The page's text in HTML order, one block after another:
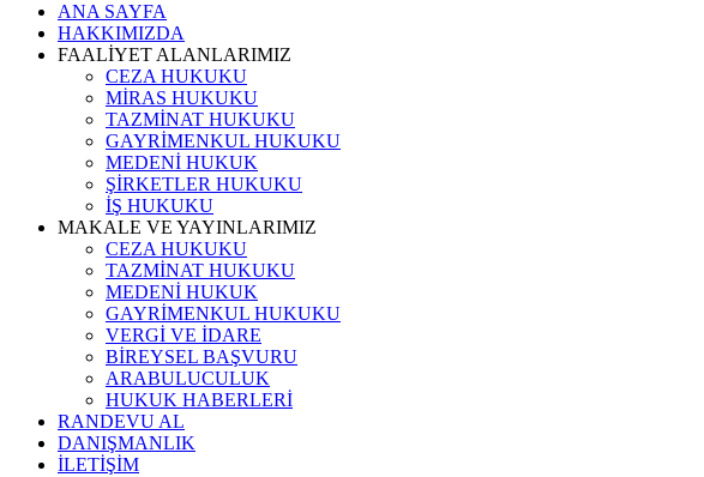
ANA SAYFA
HAKKIMIZDA
FAALİYET ALANLARIMIZ
CEZA HUKUKU
MİRAS HUKUKU
TAZMİNAT HUKUKU
GAYRİMENKUL HUKUKU
MEDENİ HUKUK
ŞİRKETLER HUKUKU
İŞ HUKUKU
MAKALE VE YAYINLARIMIZ
CEZA HUKUKU
TAZMİNAT HUKUKU
MEDENİ HUKUK
GAYRİMENKUL HUKUKU
VERGİ VE İDARE
BİREYSEL BAŞVURU
ARABULUCULUK
HUKUK HABERLERİ
RANDEVU AL
DANIŞMANLIK
İLETİŞİM